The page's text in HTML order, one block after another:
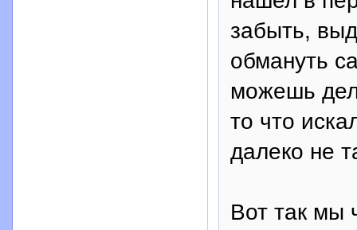
забыть,
обмануть
можешь
то что
далеко не
Вот так мы